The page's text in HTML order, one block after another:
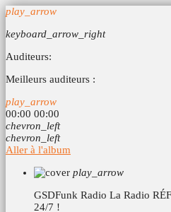
play_arrow
keyboard_arrow_right
Auditeurs:
Meilleurs auditeurs :
play_arrow
00:00 00:00
chevron_left
chevron_left
Aller à l'album
play_arrow
GSDFunk Radio La Radio
24/7 !